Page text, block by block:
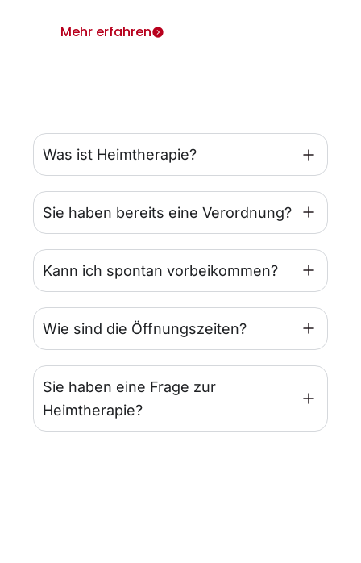
Was ist Heimtherapie?
Sie haben bereits eine Verordnung?
Kann ich spontan vorbeikommen?
Wie sind die Öffnungszeiten?
Sie haben eine Frage zur
Heimtherapie?
Mehr erfahren